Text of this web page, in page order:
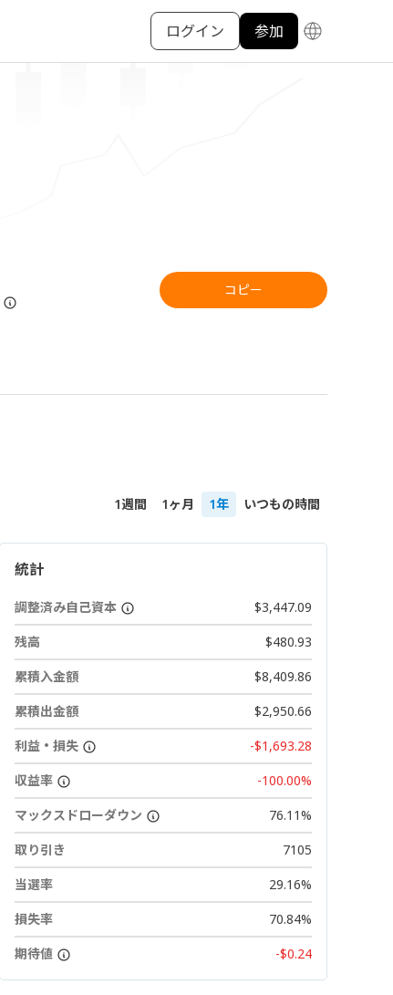
ログイン 参加
コピー
1週間 1ヶ月 1年 いつもの時間
統計
調整済み自己資本
$3,447.09
残高
$480.93
累積入金額
$8,409.86
累積出金額
$2,950.66
利益・損失
-$1,693.28
収益率
-100.00%
マックスドローダウン
76.11%
取り引き
7105
当選率
29.16%
損失率
70.84%
期待値
-$0.24